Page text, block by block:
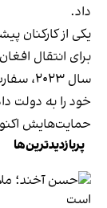
داد.
یکی از کارکنان
برای انتقال
سال
خود را به دولت
حمایت‌هایش
پربازدیدترین‌ها